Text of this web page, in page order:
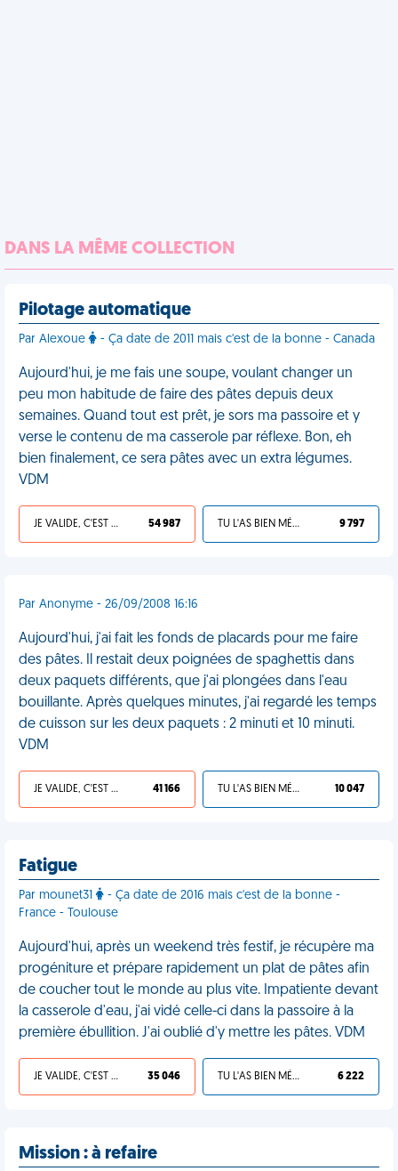
DANS LA MÊME COLLECTION
Pilotage automatique
Par Alexoue - Ça date de 2011 mais c'est de la bonne - Canada
Aujourd'hui, je me fais une soupe, voulant changer un
peu mon habitude de faire des pâtes depuis deux
semaines. Quand tout est prêt, je sors ma passoire et y
verse le contenu de ma casserole par réflexe. Bon, eh
bien finalement, ce sera pâtes avec un extra légumes.
VDM
JE VALIDE, C'EST UNE VDM 54 987 TU L'AS BIEN MÉRITÉ 9 797
Par Anonyme - 26/09/2008 16:16
Aujourd'hui, j'ai fait les fonds de placards pour me faire
des pâtes. Il restait deux poignées de spaghettis dans
deux paquets différents, que j'ai plongées dans l'eau
bouillante. Après quelques minutes, j'ai regardé les temps
de cuisson sur les deux paquets : 2 minuti et 10 minuti.
VDM
JE VALIDE, C'EST UNE VDM 41 166 TU L'AS BIEN MÉRITÉ 10 047
Fatigue
Par mounet31
- Ça date de 2016 mais c'est de la bonne -
France - Toulouse
Aujourd'hui, après un weekend très festif, je récupère ma
progéniture et prépare rapidement un plat de pâtes afin
de coucher tout le monde au plus vite. Impatiente devant
la casserole d'eau, j'ai vidé celle-ci dans la passoire à la
première ébullition. J'ai oublié d'y mettre les pâtes. VDM
JE VALIDE, C'EST UNE VDM 35 046 TU L'AS BIEN MÉRITÉ 6 222
Mission : à refaire